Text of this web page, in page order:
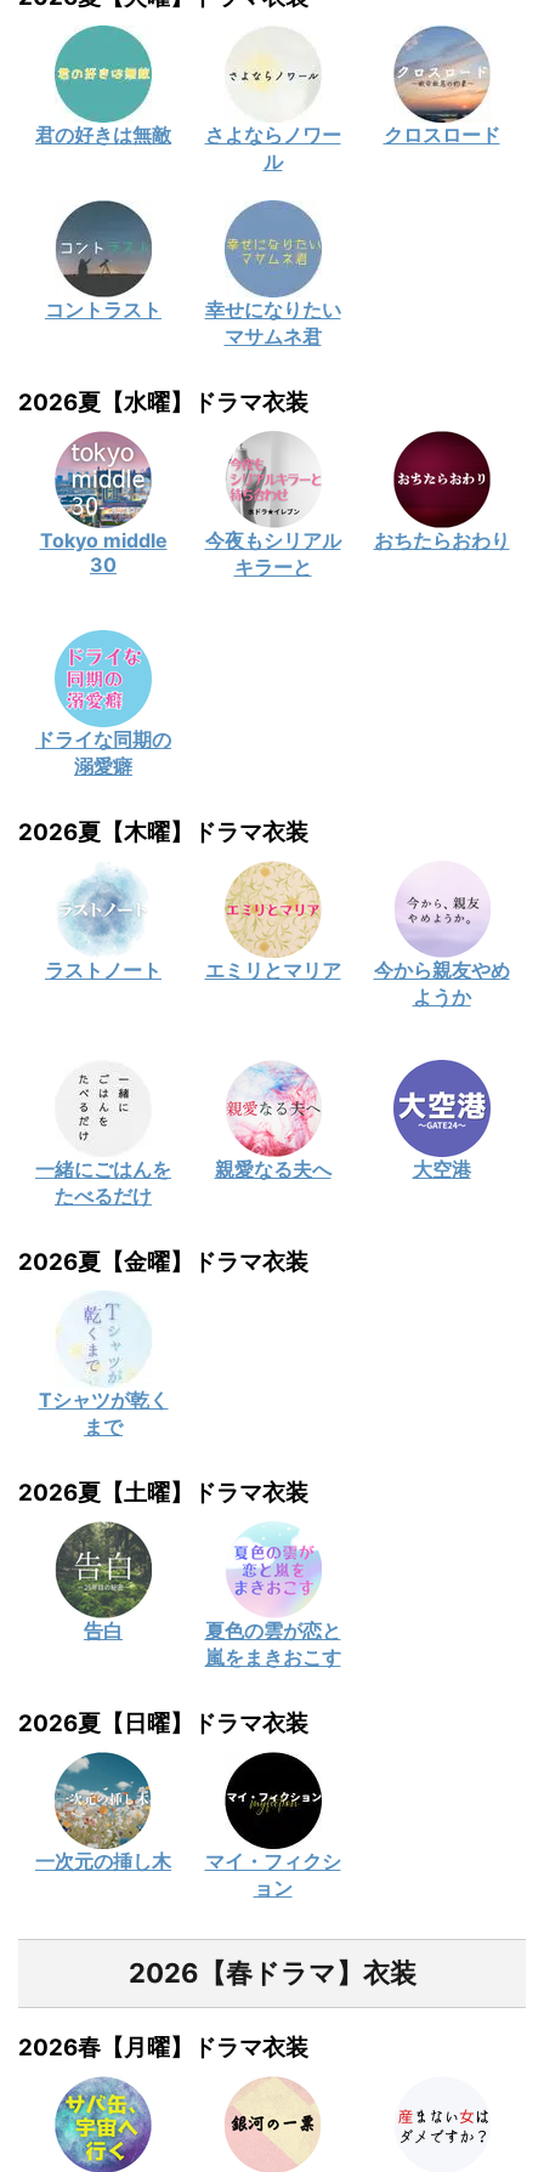
君の好きは無敵
さよならノワー
ル
クロスロード
コントラスト
幸せになりたい
マサムネ君
2026夏【水曜】ドラマ衣装
Tokyo middle
30
今夜もシリアル
キラーと
おちたらおわり
ドライな同期の
溺愛癖
2026夏【木曜】ドラマ衣装
ラストノート エミリとマリア
今から親友やめ
ようか
一緒にごはんを
たべるだけ
親愛なる夫へ 大空港
2026夏【金曜】ドラマ衣装
Tシャツが乾く
まで
2026夏【土曜】ドラマ衣装
告白
夏色の雲が恋と
嵐をまきおこす
2026夏【日曜】ドラマ衣装
一次元の挿し木
マイ・フィクシ
ョン
2026【春ドラマ】衣装
2026春【月曜】ドラマ衣装